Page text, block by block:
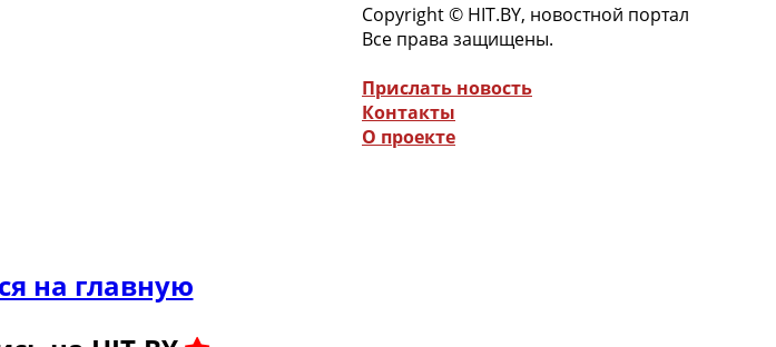
Copyright © HIT.BY, новостной портал
Все права защищены.
Прислать новость
Контакты
О проекте
на главную